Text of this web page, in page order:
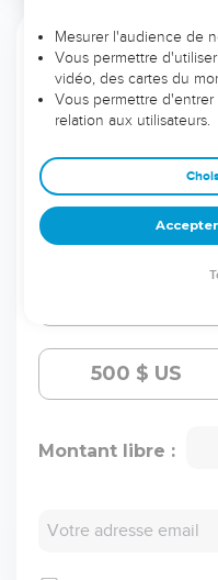
Votre pays
$ US
500 $ US
Montant libre :
Votre adresse email
Mesurer l'audience de
Vous permettre
vidéo, des cartes du
Vous permettre
relation aux utilisateurs.